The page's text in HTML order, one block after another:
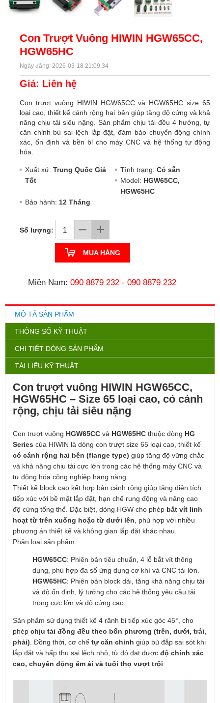
Con Trượt Vuông HIWIN HGW65CC,
HGW65HC
Ngày đăng: 2026-03-18 21:09:34
Giá: Liên hệ
Con trượt vuông HIWIN HGW65CC và HGW65HC size 65
loại cao, thiết kế cánh rộng hai bên giúp tăng độ cứng và khả
năng chịu tải siêu nặng. Sản phẩm chịu tải đều 4 hướng, tự
căn chỉnh bù sai lệch lắp đặt, đảm bảo chuyển động chính
xác, ổn định và bền bỉ cho máy CNC và hệ thống tự động
hóa.
Xuất xứ: Trung Quốc Giá
Tốt
Tình trạng: Có sẵn
Model: HGW65CC,
HGW65HC
Bảo hành: 12 Tháng
Số lượng:
MUA HÀNG
Miền Nam: 090 8879 232 - 090 8879 232
MÔ TẢ SẢN PHẨM
THÔNG SỐ KỸ THUẬT
CHI TIẾT DÒNG SẢN PHẨM
TÀI LIỆU KỸ THUẬT
Con trượt vuông HIWIN HGW65CC,
HGW65HC – Size 65 loại cao, có cánh
rộng, chịu tải siêu nặng
Con trượt vuông HGW65CC và HGW65HC thuộc dòng HG
Series của HIWIN là dòng con trượt size 65 loại cao, thiết kế
có cánh rộng hai bên (flange type) giúp tăng độ vững chắc
và khả năng chịu tải cực lớn trong các hệ thống máy CNC và
tự động hóa công nghiệp hạng nặng.
Thiết kế block cao kết hợp bản cánh rộng giúp tăng diện tích
tiếp xúc với bề mặt lắp đặt, hạn chế rung động và nâng cao
độ cứng tổng thể. Đặc biệt, dòng HGW cho phép bắt vít linh
hoạt từ trên xuống hoặc từ dưới lên , phù hợp với nhiều
phương án thiết kế và không gian lắp đặt khác nhau.
Phân loại sản phẩm:
HGW65CC: Phiên bản tiêu chuẩn, 4 lỗ bắt vít thông
dụng, phù hợp đa số ứng dụng cơ khí và CNC tải lớn.
HGW65HC: Phiên bản block dài, tăng khả năng chịu tải
và độ ổn định, lý tưởng cho các hệ thống yêu cầu tải
trọng cực lớn và độ cứng cao.
Sản phẩm sử dụng thiết kế 4 rãnh bi tiếp xúc góc 45°, cho
phép chịu tải đồng đều theo bốn phương (trên, dưới, trái,
phải) . Đồng thời, cơ chế tự căn chỉnh giúp bù đắp sai sót khi
lắp đặt và hấp thụ sai lệch nhỏ, từ đó đạt được độ chính xác
cao, chuyển động êm ái và tuổi thọ vượt trội